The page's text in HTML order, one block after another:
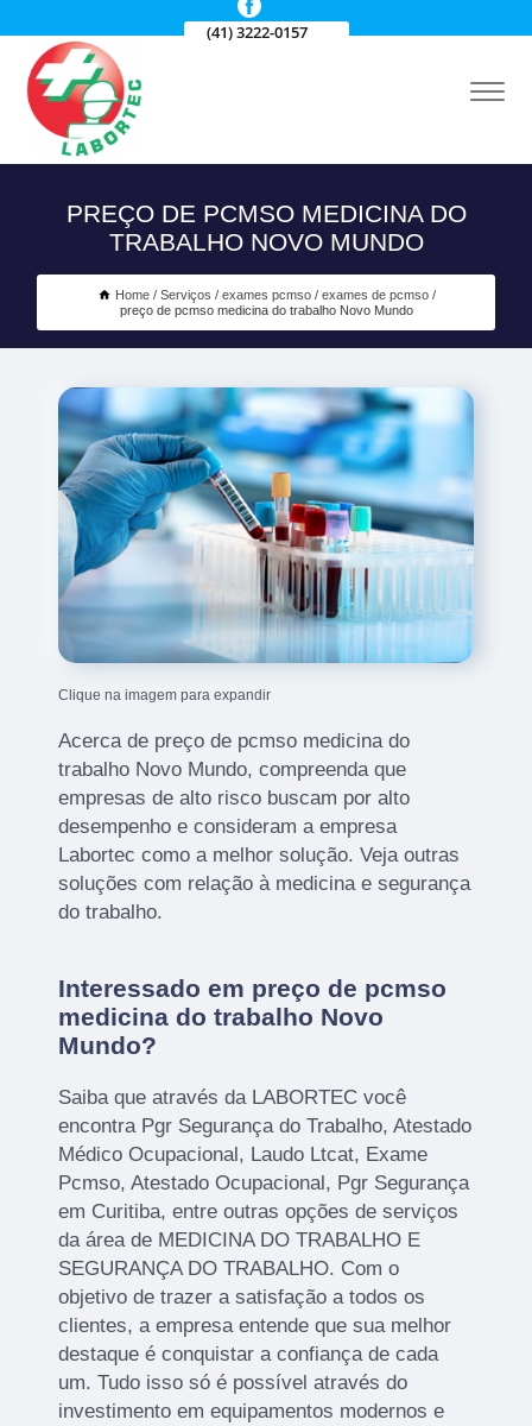
(41) 3222-0157
PREÇO DE PCMSO MEDICINA DO
TRABALHO NOVO MUNDO
Home Serviços exames pcmso
exames de pcmso
preço de pcmso medicina do trabalho Novo Mundo
Clique na imagem para expandir
Acerca de preço de pcmso medicina do
trabalho Novo Mundo, compreenda que
empresas de alto risco buscam por alto
desempenho e consideram a empresa
Labortec como a melhor solução. Veja outras
soluções com relação à medicina e segurança
do trabalho.
Interessado em preço de pcmso
medicina do trabalho Novo
Mundo?
Saiba que através da LABORTEC você
encontra Pgr Segurança do Trabalho, Atestado
Médico Ocupacional, Laudo Ltcat, Exame
Pcmso, Atestado Ocupacional, Pgr Segurança
em Curitiba, entre outras opções de serviços
da área de MEDICINA DO TRABALHO E
SEGURANÇA DO TRABALHO. Com o
objetivo de trazer a satisfação a todos os
clientes, a empresa entende que sua melhor
destaque é conquistar a confiança de cada
um. Tudo isso só é possível através do
investimento em equipamentos modernos e